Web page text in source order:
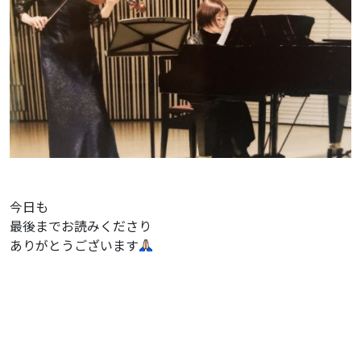
今日も
最後までお読みくださり
ありがとうございます